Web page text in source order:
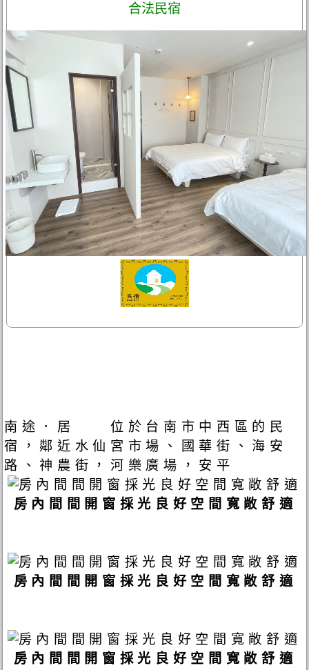
合法民宿
南途．居 位於台南市中西區的民
宿，鄰近水仙宮市場、國華街、海安
路、神農街，河樂廣場，安平
房內間間開窗採光良好空間寬敞舒適
房內間間開窗採光良好空間寬敞舒適
房內間間開窗採光良好空間寬敞舒適